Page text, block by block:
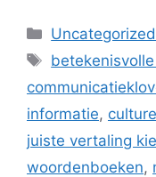
Categorieën
Uncategorized
Tags
informatie,
juiste vertaling
woordenboeken,